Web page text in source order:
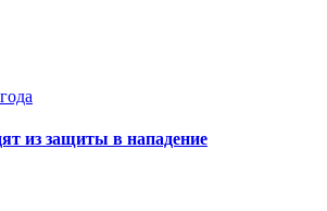
из защиты в нападение